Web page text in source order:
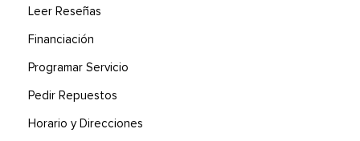
Leer Reseñas
Financiación
Programar Servicio
Pedir Repuestos
Horario y Direcciones